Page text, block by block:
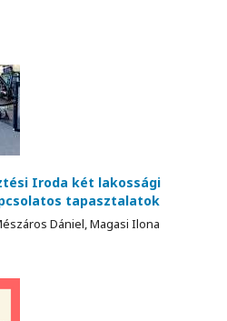
Iroda két lakossági
tapasztalatok
Dániel, Magasi Ilona